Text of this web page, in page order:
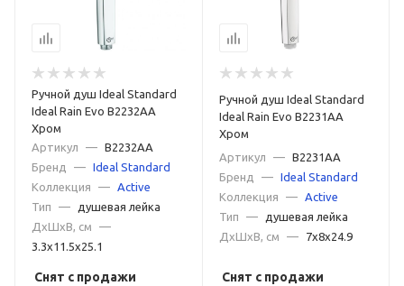
Ручной душ Ideal Standard
Ideal Rain Evo B2232AA
Хром
Артикул
— B2232AA
Бренд
— Ideal Standard
Коллекция
— Active
Тип
—
душевая лейка
ДxШxВ, см
—
3.3x11.5x25.1
Снят с продажи
Ручной душ Ideal Standard
Ideal Rain Evo B2231AA
Хром
Артикул
—
B2231AA
Бренд
—
Ideal Standard
Коллекция
—
Active
Тип
—
душевая лейка
ДxШxВ, см
— 7x8x24.9
Снят с продажи